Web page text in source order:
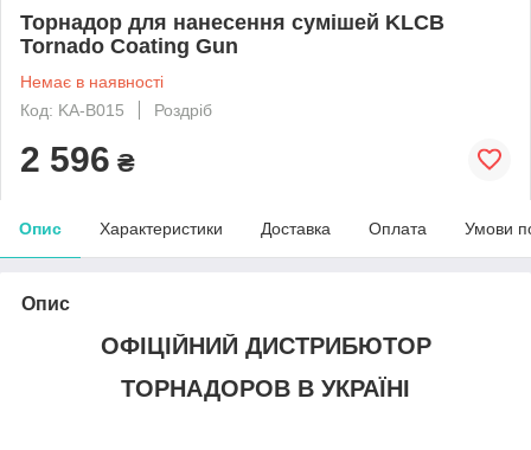
Торнадор для нанесення сумішей KLCB
Tornado Coating Gun
Немає в наявності
Код: KA-B015
Роздріб
2 596 ₴
Опис Характеристики Доставка Оплата Умови
Опис
ОФІЦІЙНИЙ ДИСТРИБЮТОР
ТОРНАДОРОВ В УКРАЇНІ